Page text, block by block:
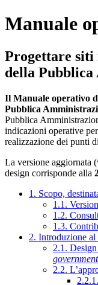
Manuale
Progettare
della
Il Manuale operativo
Pubblica
Pubblica
indicazioni operative
realizzazione dei punti
La versione aggiornata
design corrisponde alla
1. Scopo,
1.1.
1.2.
1.3.
2. Introduzione
2.1.
government
2.2.